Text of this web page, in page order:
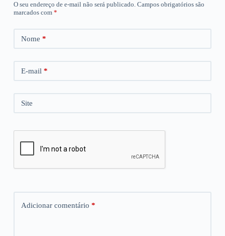
O seu endereço de e-mail não será publicado. Campos obrigatórios são
marcados com *
Nome *
E-mail *
Site
Adicionar comentário *